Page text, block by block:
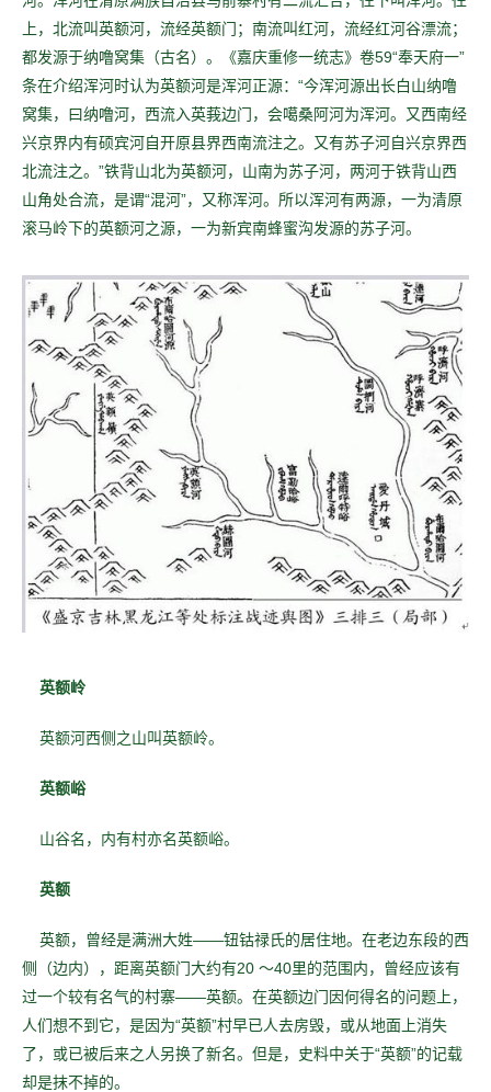
上，北流叫英额河，流经英额门；南流叫红河，流经红河谷漂流；
都发源于纳噜窝集（古名）。《嘉庆重修一统志》卷59“奉天府一”
条在介绍浑河时认为英额河是浑河正源：“今浑河源出长白山纳噜
窝集，曰纳噜河，西流入英莪边门，会噶桑阿河为浑河。又西南经
兴京界内有硕宾河自开原县界西南流注之。又有苏子河自兴京界西
北流注之。”铁背山北为英额河，山南为苏子河，两河于铁背山西
山角处合流，是谓“混河”，又称浑河。所以浑河有两源，一为清原
滚马岭下的英额河之源，一为新宾南蜂蜜沟发源的苏子河。
英额岭
英额河西侧之山叫英额岭。
英额峪
山谷名，内有村亦名英额峪。
英额
英额，曾经是满洲大姓——钮钴禄氏的居住地。 在老边东段的西
侧（边内），距离英额门大约有20 ～40里的范围内，曾经应该有
过一个较有名气的村寨——英额。在英额边门因何得名的问题上，
人们想不到它，是因为“英额”村早已人去房毁，或从地面上消失
了，或已被后来之人另换了新名。但是，史料中关于“英额”的记载
却是抹不掉的。